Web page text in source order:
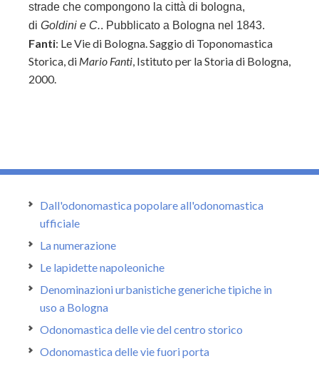
strade che compongono la città di bologna,
di Goldini e C.. Pubblicato a Bologna nel 1843.
Fanti: Le Vie di Bologna. Saggio di Toponomastica
Storica, di Mario Fanti, Istituto per la Storia di Bologna,
2000.
Dall'odonomastica popolare all'odonomastica
ufficiale
La numerazione
Le lapidette napoleoniche
Denominazioni urbanistiche generiche tipiche in
uso a Bologna
Odonomastica delle vie del centro storico
Odonomastica delle vie fuori porta